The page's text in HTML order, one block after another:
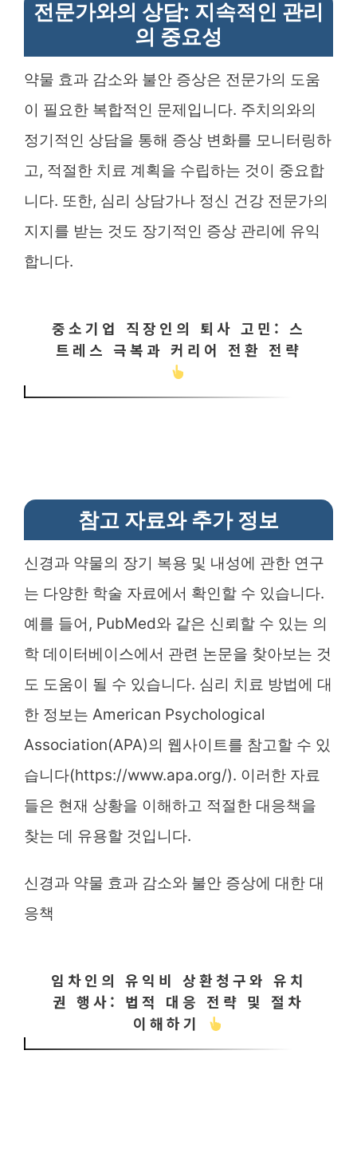
전문가와의 상담: 지속적인 관리
의 중요성
약물 효과 감소와 불안 증상은 전문가의 도움
이 필요한 복합적인 문제입니다. 주치의와의
정기적인 상담을 통해 증상 변화를 모니터링하
고, 적절한 치료 계획을 수립하는 것이 중요합
니다. 또한, 심리 상담가나 정신 건강 전문가의
지지를 받는 것도 장기적인 증상 관리에 유익
합니다.
중소기업 직장인의 퇴사 고민: 스
트레스 극복과 커리어 전환 전략
참고 자료와 추가 정보
신경과 약물의 장기 복용 및 내성에 관한 연구
는 다양한 학술 자료에서 확인할 수 있습니다.
예를 들어, PubMed와 같은 신뢰할 수 있는 의
학 데이터베이스에서 관련 논문을 찾아보는 것
도 도움이 될 수 있습니다. 심리 치료 방법에 대
한 정보는 American Psychological
Association(APA)의 웹사이트를 참고할 수 있
습니다(https://www.apa.org/). 이러한 자료
들은 현재 상황을 이해하고 적절한 대응책을
찾는 데 유용할 것입니다.
신경과 약물 효과 감소와 불안 증상에 대한 대
응책
임차인의 유익비 상환청구와 유치
권 행사: 법적 대응 전략 및 절차
이해하기